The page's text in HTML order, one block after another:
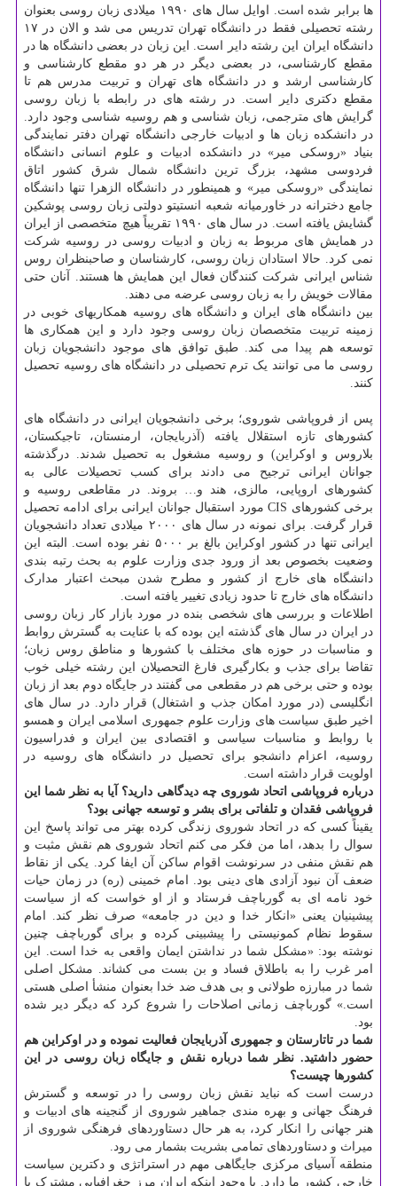
ها برابر شده است. اوایل سال های ۱۹۹۰ میلادی زبان روسی بعنوان
رشته تحصیلی فقط در دانشگاه تهران تدریس می شد و الان در ۱۷
دانشگاه ایران این رشته دایر است. این زبان در بعضی دانشگاه ها در
مقطع کارشناسی، در بعضی دیگر در هر دو مقطع کارشناسی و
کارشناسی ارشد و در دانشگاه های تهران و تربیت مدرس هم تا
مقطع دکتری دایر است. در رشته های در رابطه با زبان روسی
گرایش های مترجمی، زبان شناسی و هم روسیه شناسی وجود دارد.
در دانشکده زبان ها و ادبیات خارجی دانشگاه تهران دفتر نمایندگی
بنیاد «روسکی میر» در دانشکده ادبیات و علوم انسانی دانشگاه
فردوسی مشهد، بزرگ ترین دانشگاه شمال شرق کشور اتاق
نمایندگی «روسکی میر» و همینطور در دانشگاه الزهرا تنها دانشگاه
جامع دخترانه در خاورمیانه شعبه انستیتو دولتی زبان روسی پوشکین
گشایش یافته است. در سال های ۱۹۹۰ تقریباً هیچ متخصصی از ایران
در همایش های مربوط به زبان و ادبیات روسی در روسیه شرکت
نمی کرد. حالا استادان زبان روسی، کارشناسان و صاحبنظران روس
شناس ایرانی شرکت کنندگان فعال این همایش ها هستند. آنان حتی
مقالات خویش را به زبان روسی عرضه می دهند.
بین دانشگاه های ایران و دانشگاه های روسیه همکاریهای خوبی در
زمینه تربیت متخصصان زبان روسی وجود دارد و این همکاری ها
توسعه هم پیدا می کند. طبق توافق های موجود دانشجویان زبان
روسی ما می توانند یک ترم تحصیلی در دانشگاه های روسیه تحصیل
کنند.
پس از فروپاشی شوروی؛ برخی دانشجویان ایرانی در دانشگاه های
کشورهای تازه استقلال یافته (آذربایجان، ارمنستان، تاجیکستان،
بلاروس و اوکراین) و روسیه مشغول به تحصیل شدند. درگذشته
جوانان ایرانی ترجیح می دادند برای کسب تحصیلات عالی به
کشورهای اروپایی، مالزی، هند و… بروند. در مقاطعی روسیه و
برخی کشورهای СIS مورد استقبال جوانان ایرانی برای ادامه تحصیل
قرار گرفت. برای نمونه در سال های ۲۰۰۰ میلادی تعداد دانشجویان
ایرانی تنها در کشور اوکراین بالغ بر ۵۰۰۰ نفر بوده است. البته این
وضعیت بخصوص بعد از ورود جدی وزارت علوم به بحث رتبه بندی
دانشگاه های خارج از کشور و مطرح شدن مبحث اعتبار مدارک
دانشگاه های خارج تا حدود زیادی تغییر یافته است.
اطلاعات و بررسی های شخصی بنده در مورد بازار کار زبان روسی
در ایران در سال های گذشته این بوده که با عنایت به گسترش روابط
و مناسبات در حوزه های مختلف با کشورها و مناطق روس زبان؛
تقاضا برای جذب و بکارگیری فارغ التحصیلان این رشته خیلی خوب
بوده و حتی برخی هم در مقطعی می گفتند در جایگاه دوم بعد از زبان
انگلیسی (در مورد امکان جذب و اشتغال) قرار دارد. در سال های
اخیر طبق سیاست های وزارت علوم جمهوری اسلامی ایران و همسو
با روابط و مناسبات سیاسی و اقتصادی بین ایران و فدراسیون
روسیه، اعزام دانشجو برای تحصیل در دانشگاه های روسیه در
اولویت قرار داشته است.
درباره فروپاشی اتحاد شوروی چه دیدگاهی دارید؟ آیا به نظر شما این
فروپاشی فقدان و تلفاتی برای بشر و توسعه جهانی بود؟
یقیناً کسی که در اتحاد شوروی زندگی کرده بهتر می تواند پاسخ این
سوال را بدهد، اما من فکر می کنم اتحاد شوروی هم نقش مثبت و
هم نقش منفی در سرنوشت اقوام ساکن آن ایفا کرد. یکی از نقاط
ضعف آن نبود آزادی های دینی بود. امام خمینی (ره) در زمان حیات
خود نامه ای به گورباچف فرستاد و از او خواست که از سیاست
پیشینیان یعنی «انکار خدا و دین در جامعه» صرف نظر کند. امام
سقوط نظام کمونیستی را پیشبینی کرده و برای گورباچف چنین
نوشته بود: «مشکل شما در نداشتن ایمان واقعی به خدا است. این
امر غرب را به باطلاق فساد و بن بست می کشاند. مشکل اصلی
شما در مبارزه طولانی و بی هدف ضد خدا بعنوان منشأ اصلی هستی
است.» گورباچف زمانی اصلاحات را شروع کرد که دیگر دیر شده
بود.
شما در تاتارستان و جمهوری آذربایجان فعالیت نموده و در اوکراین هم
حضور داشتید. نظر شما درباره نقش و جایگاه زبان روسی در این
کشورها چیست؟
درست است که نباید نقش زبان روسی را در توسعه و گسترش
فرهنگ جهانی و بهره مندی جماهیر شوروی از گنجینه های ادبیات و
هنر جهانی را انکار کرد، به هر حال دستاوردهای فرهنگی شوروی از
میراث و دستاوردهای تمامی بشریت بشمار می رود.
منطقه آسیای مرکزی جایگاهی مهم در استراتژی و دکترین سیاست
خارجی کشور ما دارد. با وجود اینکه ایران مرز جغرافیایی مشترک با